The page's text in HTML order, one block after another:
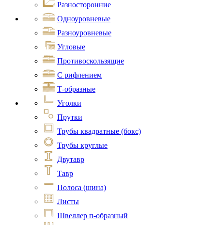
Разносторонние
Одноуровневые
Разноуровневые
Угловые
Противоскользящие
С рифлением
Т-образные
Уголки
Прутки
Трубы квадратные (бокс)
Трубы круглые
Двутавр
Тавр
Полоса (шина)
Листы
Швеллер п-образный